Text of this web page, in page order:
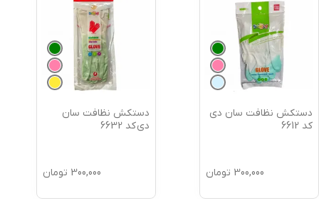
دستکش نظافت سان دی
کد 6612
300,000 تومان
دستکش نظافت سان
دی کد 6632
300,000 تومان